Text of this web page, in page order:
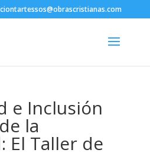
e Inclusión
la
El Taller de